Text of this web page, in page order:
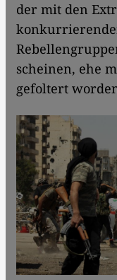
der mit den
scheinen, ehe
gefoltert